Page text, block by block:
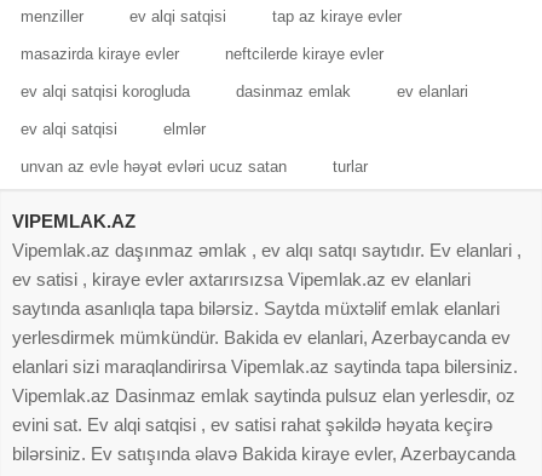
menziller ev alqi satqisi tap az kiraye evler
masazirda kiraye evler neftcilerde kiraye evler
ev alqi satqisi korogluda dasinmaz emlak ev elanlari
ev alqi satqisi elmlər
unvan az evle həyət evləri ucuz satan turlar
VIPEMLAK.AZ
Vipemlak.az daşınmaz əmlak , ev alqı satqı saytıdır. Ev elanlari ,
ev satisi , kiraye evler axtarırsızsa Vipemlak.az ev elanlari
saytında asanlıqla tapa bilərsiz. Saytda müxtəlif emlak elanlari
yerlesdirmek mümkündür. Bakida ev elanlari, Azerbaycanda ev
elanlari sizi maraqlandirirsa Vipemlak.az saytinda tapa bilersiniz.
Vipemlak.az Dasinmaz emlak saytinda pulsuz elan yerlesdir, oz
evini sat. Ev alqi satqisi , ev satisi rahat şəkildə həyata keçirə
bilərsiniz. Ev satışında əlavə Bakida kiraye evler, Azerbaycanda